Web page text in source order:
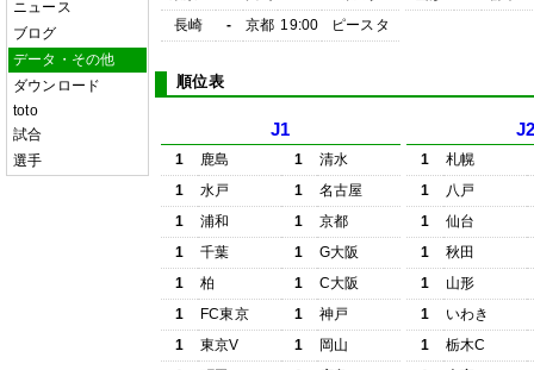
ニュース
ブログ
データ・その他
ダウンロード
toto
試合
選手
長崎
- 京都 19:00 ピースタ
順位表
J1
1 鹿島 1
清水
1
水戸 1
名古屋
1
浦和 1
京都
1
千葉 1
G大阪
1
柏 1
C大阪
1
FC東京 1
神戸
1
東京V 1
岡山
1
札幌
1
八戸
1
仙台
1
秋田
1
山形
1
いわき
1
栃木C